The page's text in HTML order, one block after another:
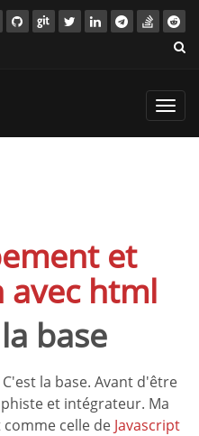
et
html
base
la base. Avant d'être
et intégrateur. Ma
celle de Javascript